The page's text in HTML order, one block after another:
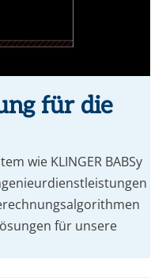
für die
wie KLINGER BABSy
für unsere